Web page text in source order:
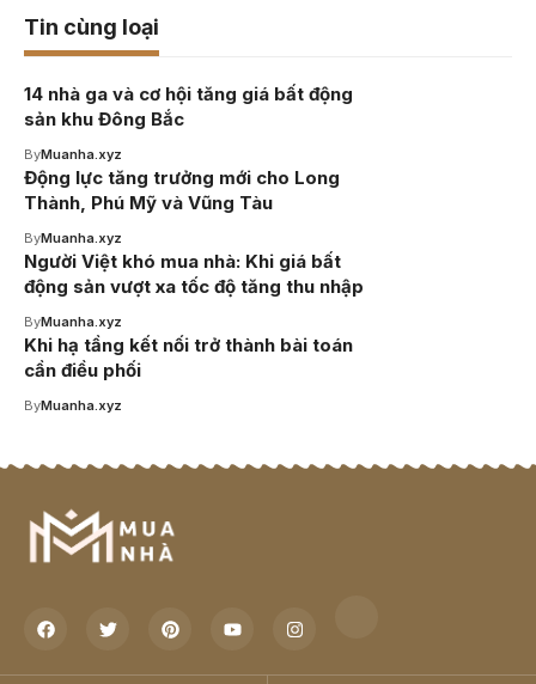
Tin cùng loại
14 nhà ga và cơ hội tăng giá bất động
sản khu Đông Bắc
ByMuanha.xyz
Động lực tăng trưởng mới cho Long
Thành, Phú Mỹ và Vũng Tàu
ByMuanha.xyz
Người Việt khó mua nhà: Khi giá bất
động sản vượt xa tốc độ tăng thu nhập
ByMuanha.xyz
Khi hạ tầng kết nối trở thành bài toán
cần điều phối
ByMuanha.xyz